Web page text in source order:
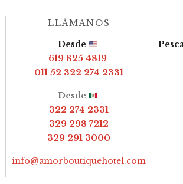
LLÁMANOS
Desde
619 825 4819
011 52 322 274 2331
Desde
322 274 2331
329 298 7212
329 291 3000
info@amorboutiquehotel.com